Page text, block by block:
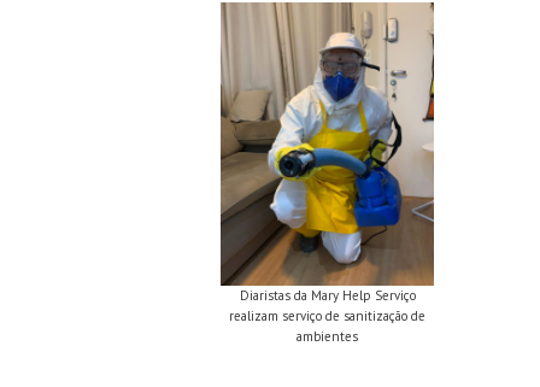
Diaristas da Mary Help Serviço
realizam serviço de sanitização de
ambientes